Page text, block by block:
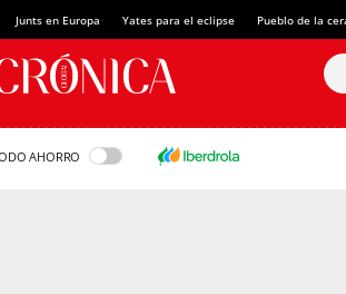
Junts en Europa Yates para el eclipse Pueblo de la
AHORRO